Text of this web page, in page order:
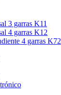
3 garras K11
4 garras K12
4 garras K72